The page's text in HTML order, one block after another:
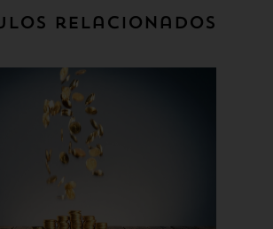
relacionados